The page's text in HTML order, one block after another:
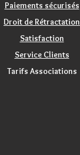
Paiements sécurisés
Droit de Rétractation
Satisfaction
Service Clients
Tarifs Associations